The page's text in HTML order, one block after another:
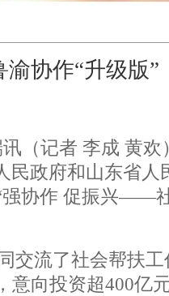
协作“升级版”
（记者 李成 黄欢
民政府和山东省人
强协作 促振兴——
交流了社会帮扶
意向投资超400亿